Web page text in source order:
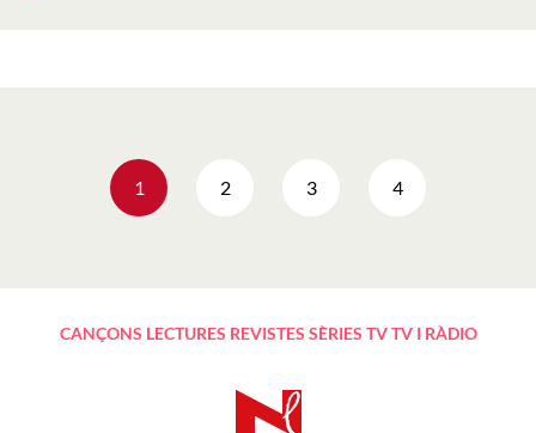
Navegació
d'entrades
1 2 3 4
CANÇONS LECTURES REVISTES SÈRIES TV TV I RÀDIO